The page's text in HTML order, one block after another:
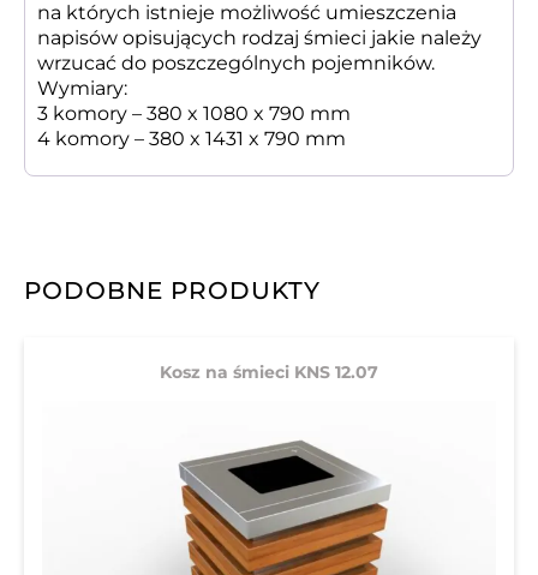
na których istnieje możliwość umieszczenia
napisów opisujących rodzaj śmieci jakie należy
wrzucać do poszczególnych pojemników.
Wymiary:
3 komory – 380 x 1080 x 790 mm
4 komory – 380 x 1431 x 790 mm
PODOBNE PRODUKTY
Kosz na śmieci KNS 12.07